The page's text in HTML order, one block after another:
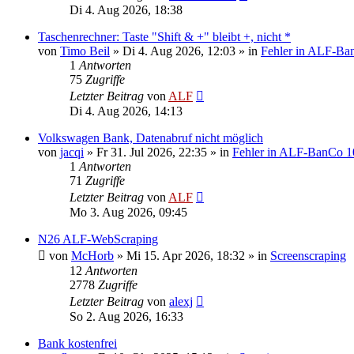
Di 4. Aug 2026, 18:38
Taschenrechner: Taste "Shift & +" bleibt +, nicht *
von Timo Beil » Di 4. Aug 2026, 12:03 » in Fehler in ALF-
1 Antworten
75 Zugriffe
Letzter Beitrag von ALF
Di 4. Aug 2026, 14:13
Volkswagen Bank, Datenabruf nicht möglich
von jacqi » Fr 31. Jul 2026, 22:35 » in Fehler in ALF-BanCo
1 Antworten
71 Zugriffe
Letzter Beitrag von ALF
Mo 3. Aug 2026, 09:45
N26 ALF-WebScraping
von McHorb » Mi 15. Apr 2026, 18:32 » in Screenscraping
12 Antworten
2778 Zugriffe
Letzter Beitrag von alexj
So 2. Aug 2026, 16:33
Bank kostenfrei